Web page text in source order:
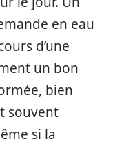
en eau
d’une
un bon
bien
souvent
si la